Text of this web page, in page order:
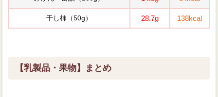
干し柿（50g） 28.7g 138kcal
【乳製品・果物】まとめ